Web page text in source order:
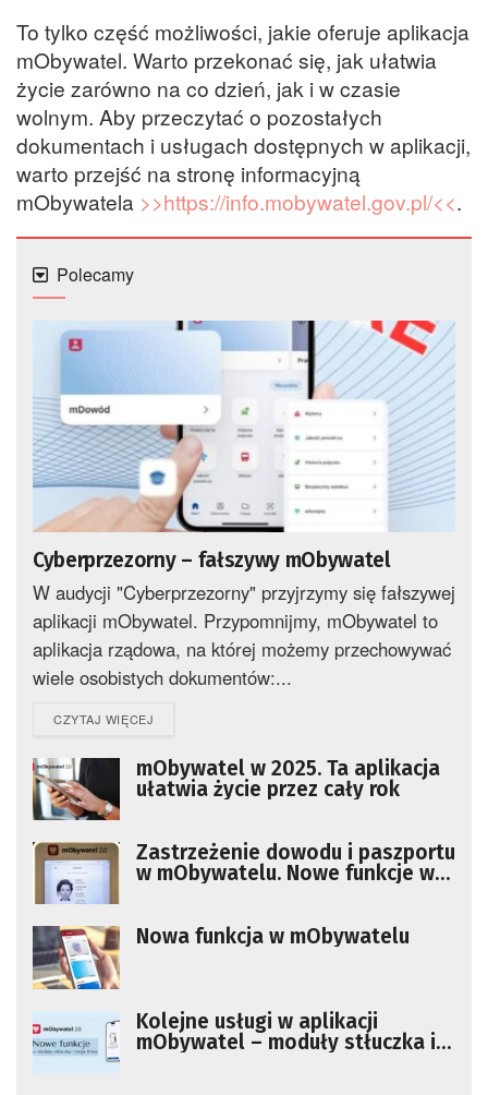
To tylko część możliwości, jakie oferuje aplikacja
mObywatel. Warto przekonać się, jak ułatwia
życie zarówno na co dzień, jak i w czasie
wolnym. Aby przeczytać o pozostałych
dokumentach i usługach dostępnych w aplikacji,
warto przejść na stronę informacyjną
mObywatela >>https://info.mobywatel.gov.pl/<<.
Polecamy
Cyberprzezorny – fałszywy mObywatel
W audycji "Cyberprzezorny" przyjrzymy się fałszywej
aplikacji mObywatel. Przypomnijmy, mObywatel to
aplikacja rządowa, na której możemy przechowywać
wiele osobistych dokumentów:...
CZYTAJ WIĘCEJ
mObywatel w 2025. Ta aplikacja
ułatwia życie przez cały rok
Zastrzeżenie dowodu i paszportu
w mObywatelu. Nowe funkcje w
Nowa funkcja w mObywatelu
Kolejne usługi w aplikacji
mObywatel – moduły stłuczka i